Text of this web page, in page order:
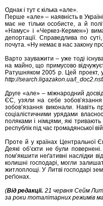
Однак і тут є кілька «але».
Перше «але» – наявність в
має не тільки особисте, а й
«Намус» і «Черкез-Кермен»)
депортації. Справедлива по
почута. «Ну немає в нас закону
Варто зауважити – уже тоді
на майно, що примусово
Ратушняком 2005 р. Цей проект,
http://search.ligazakon.ua/
Друге «але» – міжнародний
ЄС, узяли на себе зобов’язання
зобов’язання виконали. Навіть
соціалістичними урядами
поляками і німцями, які
республік під час громадянської
Проте й у країнах Центральної
Деякі об’єкти не були
пом’якшити неґативні наслідки
колишні господарі, могли
житлоплощі. У Литві господарі
реґіонах.
(Від редакції. 21 червня Сейм
за роки тоталітарних режимів